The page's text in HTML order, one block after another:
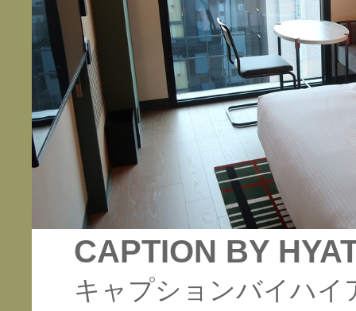
CAPTION BY
キャプションバイハイ